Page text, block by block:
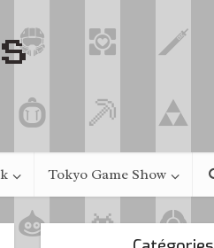
Tokyo Game Show